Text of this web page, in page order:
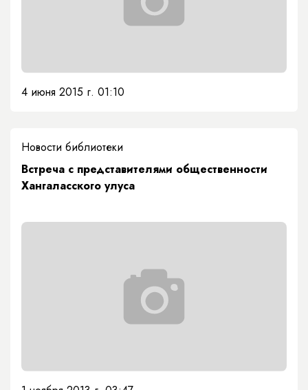
4 июня 2015 г. 01:10
Новости библиотеки
Встреча с представителями общественности
Хангаласского улуса